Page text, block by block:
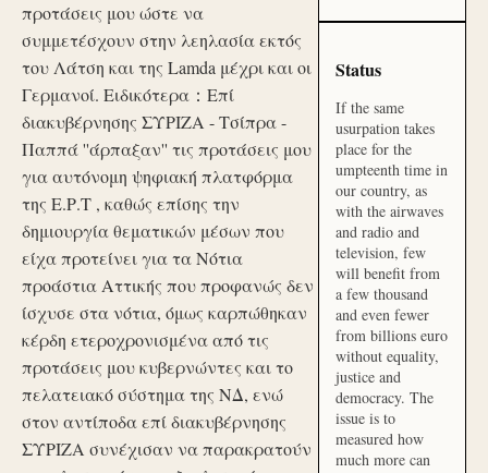
προτάσεις μου ώστε να
συμμετέσχουν στην λεηλασία εκτός
του Λάτση και της Lamda μέχρι και οι
Γερμανοί. Ειδικότερα：Επί
διακυβέρνησης ΣΥΡΙΖΑ - Τσίπρα -
Παππά ''άρπαξαν'' τις προτάσεις μου
για αυτόνομη ψηφιακή πλατφόρμα
της Ε.Ρ.Τ , καθώς επίσης την
δημιουργία θεματικών μέσων που
είχα προτείνει για τα Νότια
προάστια Αττικής που προφανώς δεν
ίσχυσε στα νότια, όμως καρπώθηκαν
κέρδη ετεροχρονισμένα από τις
προτάσεις μου κυβερνώντες και το
πελατειακό σύστημα της ΝΔ, ενώ
στον αντίποδα επί διακυβέρνησης
ΣΥΡΙΖΑ συνέχισαν να παρακρατούν
Status
If the same
usurpation takes
place for the
umpteenth time in
our country, as
with the airwaves
and radio and
television, few
will benefit from
a few thousand
and even fewer
from billions euro
without equality,
justice and
democracy. The
issue is to
measured how
much more can